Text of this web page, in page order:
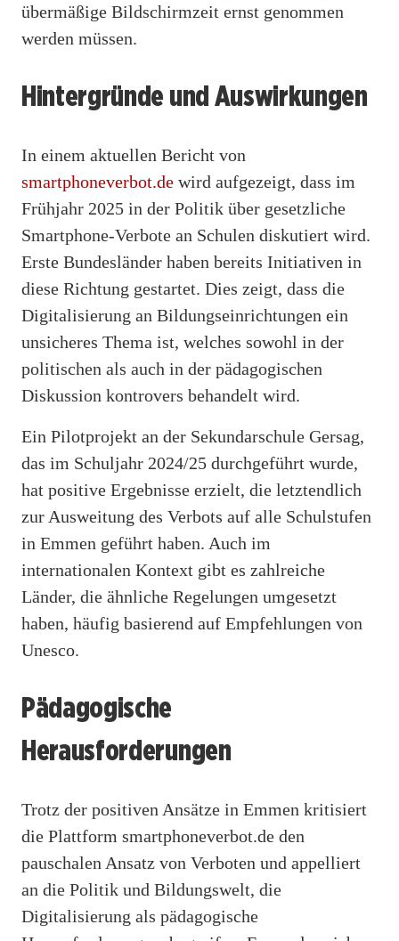
übermäßige Bildschirmzeit ernst genommen
werden müssen.
Hintergründe und Auswirkungen
In einem aktuellen Bericht von
smartphoneverbot.de wird aufgezeigt, dass im
Frühjahr 2025 in der Politik über gesetzliche
Smartphone-Verbote an Schulen diskutiert wird.
Erste Bundesländer haben bereits Initiativen in
diese Richtung gestartet. Dies zeigt, dass die
Digitalisierung an Bildungseinrichtungen ein
unsicheres Thema ist, welches sowohl in der
politischen als auch in der pädagogischen
Diskussion kontrovers behandelt wird.
Ein Pilotprojekt an der Sekundarschule Gersag,
das im Schuljahr 2024/25 durchgeführt wurde,
hat positive Ergebnisse erzielt, die letztendlich
zur Ausweitung des Verbots auf alle Schulstufen
in Emmen geführt haben. Auch im
internationalen Kontext gibt es zahlreiche
Länder, die ähnliche Regelungen umgesetzt
haben, häufig basierend auf Empfehlungen von
Unesco.
Pädagogische
Herausforderungen
Trotz der positiven Ansätze in Emmen kritisiert
die Plattform smartphoneverbot.de den
pauschalen Ansatz von Verboten und appelliert
an die Politik und Bildungswelt, die
Digitalisierung als pädagogische